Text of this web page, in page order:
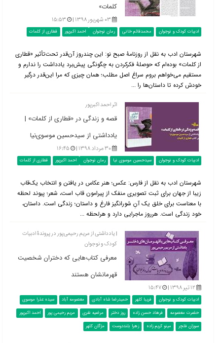
کلمات»
۰۳ شهریور ۱۳۹۸ | ۱۵:۵۳
ادبیات کودک و نوجوان محمدقائم خانی رمان نوجوان احمد اکبرپور قطاری از کلمات
شهرستان ادب به نقل از روزنامۀ صبح نو: این چندروز آن‌قدر تحت‌تأثیر «قطاری
از کلمات» بوده‌ام که حوصلۀ فکرکردن به چگونگی پیش‌برد یادداشت را ندارم و
مستقیم می‌خواهم بروم سراغ اصل مطلب؛ همان چیزی که مرا این‌قدر درگیر
خودش کرده تا داستان‌ها را ...
اثر احمد اکبرپور
قصه و زندگی در «قطاری از کلمات» |
یادداشتی از سیدحسین موسوی‌نیا
۳۰ مرداد ۱۳۹۸ | ۱۶:۴۵
ادبیات کودک و نوجوان سیدحسین موسوی نیا رمان نوجوان احمد اکبرپور قطاری از کلمات
شهرستان ادب به نقل از فارس: عکس؛ هنر عکاس در یافتن و انتخاب یک‌قاب
زیبا از جهان برای ثبت تصویری منفک از پیرامون قاب است، شعر؛ پیوند لحظه
با معناست برای خلق یک آنِ شورانگیز فارغ و داستان؛ زندگی است. داستان،
خود زندگی است. هرروز ماجرایی دارد و هرلحظه ...
| یادداشتی از مریم رحیمی‌پور در پروندۀ ادبیات
کودک و نوجوان
معرفی کتاب‌هایی که دختران شخصیت
قهرمانشان هستند
۱۲ تیر ۱۳۹۸ | ۱۵:۴۷
ادبیات کودک و نوجوان فریبا کلهر حمیدرضا شاه آبادی معصومه آباد
سیده عذرا موسوی
حضرت معصومه
فرهاد حسن زاده روز دختر مرضیه نفری مریم رحیمی پور
احمد اکبرپور
سوزان فلچر
مینو کریم زاده زهرا بلنددوست مژگان کلهر